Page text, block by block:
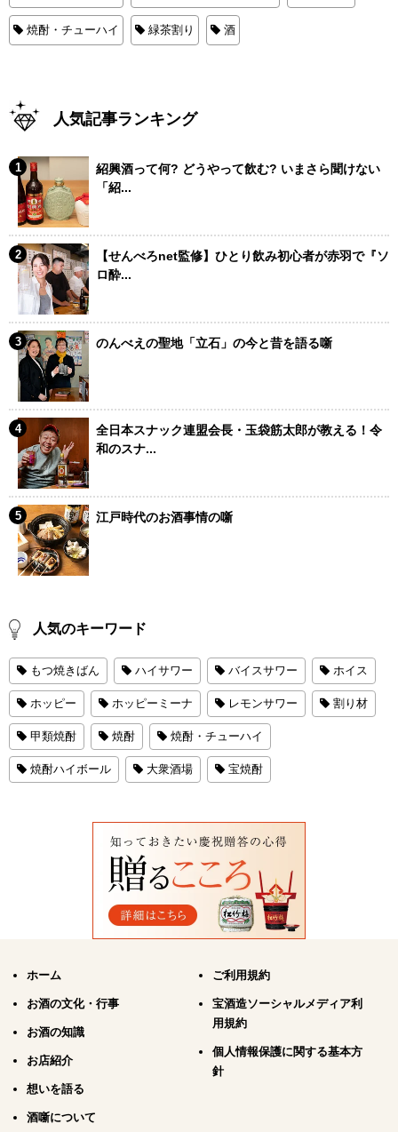
焼酎・チューハイ 緑茶割り 酒
人気記事ランキング
紹興酒って何? どうやって飲む? いまさら聞けない
「紹...
【せんべろnet監修】ひとり飲み初心者が赤羽で『ソ
ロ酔...
のんべえの聖地「立石」の今と昔を語る噺
全日本スナック連盟会長・玉袋筋太郎が教える！令
和のスナ...
江戸時代のお酒事情の噺
人気のキーワード
もつ焼きばん ハイサワー バイスサワー ホイス
ホッピー ホッピーミーナ レモンサワー 割り材
甲類焼酎 焼酎 焼酎・チューハイ
焼酎ハイボール 大衆酒場 宝焼酎
ホーム
お酒の文化・行事
お酒の知識
お店紹介
想いを語る
酒噺について
ご利用規約
宝酒造ソーシャルメディア利
用規約
個人情報保護に関する基本方
針